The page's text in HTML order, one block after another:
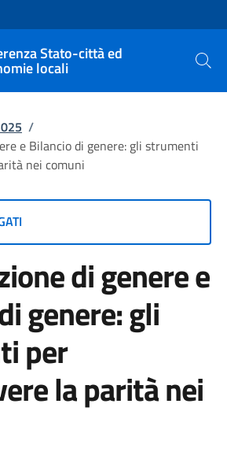
Stato-città ed
locali Cerca
/
e Bilancio di genere: gli strumenti
nei comuni
di genere e
genere: gli
per
la parità nei